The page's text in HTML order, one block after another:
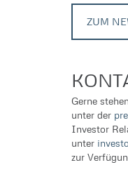
ZUM
Gerne
unter der
Investor
unter
zur